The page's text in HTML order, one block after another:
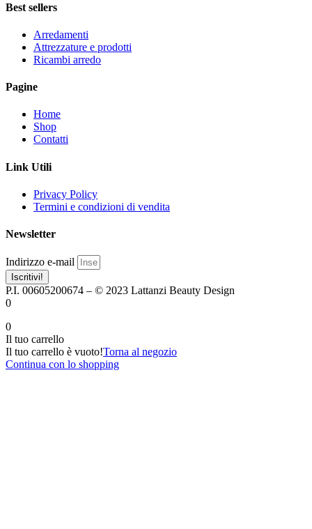
Best sellers
Arredamenti
Attrezzature e prodotti
Ricambi arredo
Pagine
Home
Shop
Contatti
Link Utili
Privacy Policy
Termini e condizioni di vendita
Newsletter
Indirizzo e-mail
Iscritivi!
P.I. 00605200674 – © 2023 Lattanzi Beauty Design
0
0
Il tuo carrello
Il tuo carrello è vuoto!Torna al negozio
Continua con lo shopping